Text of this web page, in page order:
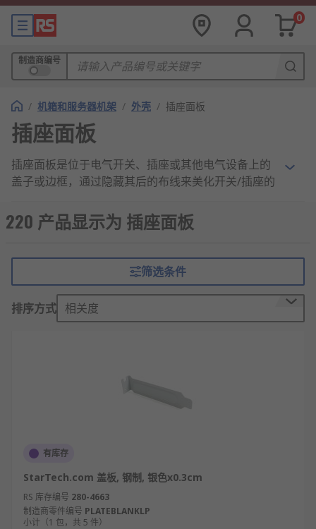
0
制造商编号
/ 机箱和服务器机架 / 外壳 / 插座面板
插座面板
插座面板是位于电气开关、插座或其他电气设备上的
盖子或边框，通过隐藏其后的布线来美化开关/插座的
式固定到位。安装板为安装开关或插座提供了额外的
帮助。面板几乎可在所有环境中找到。它们出现在家
插口数的选择
单插口面板有一个用于开关的开口。
空白面板没有任何插口。它们通常用于不再使
RS 欧时为您提供了不同品牌的插座面板，如
Electric、Weidmuller等多款不同规格、型号的产品
供您挑选，从而满足不同的应用场景需求。
220 产品显示为 插座面板
筛选条件
排序方式 相关度
有库存
StarTech.com 盖板, 钢制, 银色x0.3cm
RS 库存编号 280-4663
制造商零件编号 PLATEBLANKLP
小计（1 包，共 5 件）